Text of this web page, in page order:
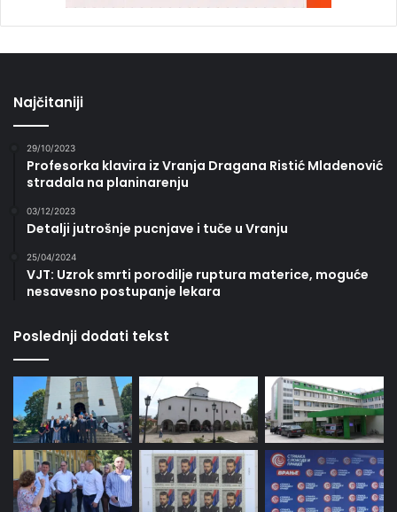
Najčitaniji
29/10/2023
Profesorka klavira iz Vranja Dragana Ristić Mladenović
stradala na planinarenju
03/12/2023
Detalji jutrošnje pucnjave i tuče u Vranju
25/04/2024
VJT: Uzrok smrti porodilje ruptura materice, moguće
nesavesno postupanje lekara
Poslednji dodati tekst